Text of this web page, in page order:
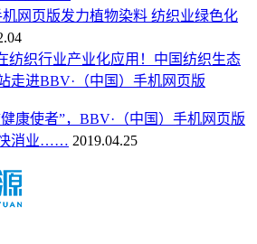
网页版发力植物染料 纺织业绿色化
纺织行业产业化应用！中国纺织生态
走进BBV·（中国）手机网页版
康使者”，BBV·（中国）手机网页版
快消业…… 2019.04.25